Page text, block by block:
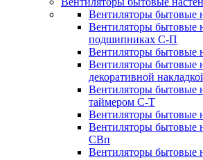
Вентиляторы
Вентиляторы бытовые
подшипниках С-П
Вентиляторы бытовые
Вентиляторы бытовые
декоративной
Вентиляторы бытовые
таймером С-Т
Вентиляторы бытовые
Вентиляторы бытовые
СВп
Вентиляторы бытовые